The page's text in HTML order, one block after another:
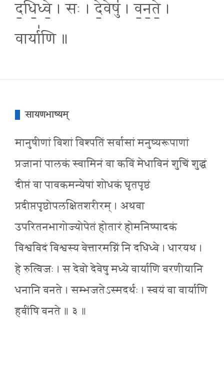
द॒धि॒ध्वे॒ । सः । दे॒वेषु॑ । व॒न॒ते॒ ।
वार्या॑णि ॥
सायणभाष्यम्
मानुषीणां विशां विश्पतिं सर्वासां मनुष्यरूपाणां
प्रजानां पालकं स्वामिनं वा कविं मेधाविनं शुचिं शुद्धं
दीप्तं वा पावकमन्येषां शोधकं घृतपृष्ठं
प्रदीप्तपृष्ठोपलक्षितशरीरम् । अथवा
उपरितनभागोज्योपेतं होतारं होमनिष्पादकं
विश्वविदं विश्वस्य वेत्तारमग्निं नि दधिध्वे । धारयथ ।
हे रुत्विजः । स देवो देवेषु मध्ये वार्याणि वरणीयानि
धनानि वनते । सम्भजतेऽस्मदर्थः । स्वयं वा वार्याणि
हवींषि वनते ॥ ३ ॥